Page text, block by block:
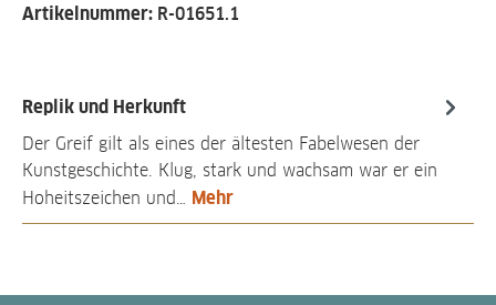
Artikelnummer: R-01651.1
Replik und Herkunft
Der Greif gilt als eines der ältesten Fabelwesen der
Kunstgeschichte. Klug, stark und wachsam war er ein
Hoheitszeichen und… Mehr